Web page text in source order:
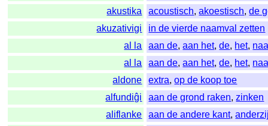
akustika
acoustisch,akoestisch,de
akuzativigi
in de vierde naamval zetten
al la
aan de,aan het,de, het,
al la
aan de,aan het,de, het,
aldone
extra,op de koop toe
alfundiĝi
aan de grond raken,zinken
aliflanke
aan de andere kant,